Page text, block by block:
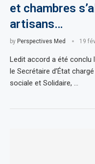
et chambres
artisans…
by Perspectives Med 19
Ledit accord a été conclu
le Secrétaire d’État
sociale et Solidaire, …